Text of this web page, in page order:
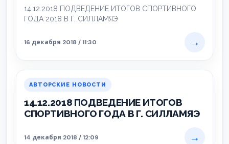
14.12.2018 ПОДВЕДЕНИЕ ИТОГОВ СПОРТИВНОГО
ГОДА 2018 В Г. СИЛЛАМЯЭ
16 декабря 2018 / 11:30 →
АВТОРСКИЕ НОВОСТИ
14.12.2018 ПОДВЕДЕНИЕ ИТОГОВ
СПОРТИВНОГО ГОДА В Г. СИЛЛАМЯЭ
14 декабря 2018 / 12:09 →